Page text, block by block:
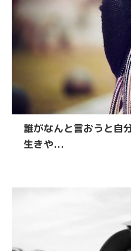
誰がなんと言おうと自
生きや...